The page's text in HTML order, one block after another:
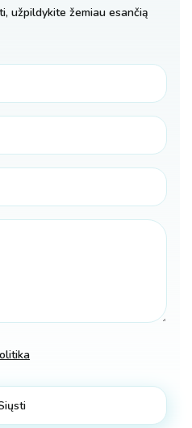
užpildykite žemiau esančią